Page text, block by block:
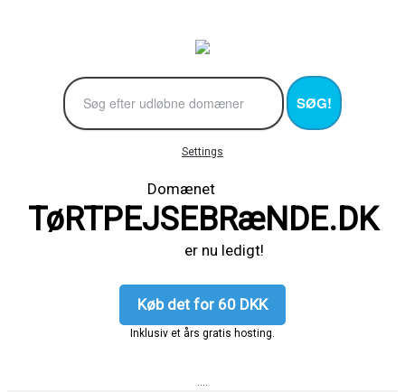
SØG!
Settings
Domænet
TøRTPEJSEBRæNDE.DK
er nu ledigt!
Køb det for 60 DKK
Inklusiv et års gratis hosting.